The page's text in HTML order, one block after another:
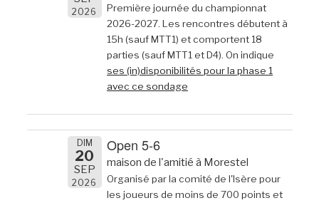
2026
Première journée du championnat
2026-2027. Les rencontres débutent à
15h (sauf MTT1) et comportent 18
parties (sauf MTT1 et D4). On indique
ses (in)disponibilités pour la phase 1
avec ce sondage
DIM
20
SEP
2026
Open 5-6
maison de l'amitié à Morestel
Organisé par la comité de l'Isère pour
les joueurs de moins de 700 points et